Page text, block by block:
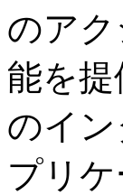
のア
能を
のイ
プリ